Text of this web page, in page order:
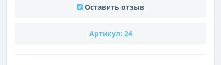
Оставить отзыв
Артикул: 24